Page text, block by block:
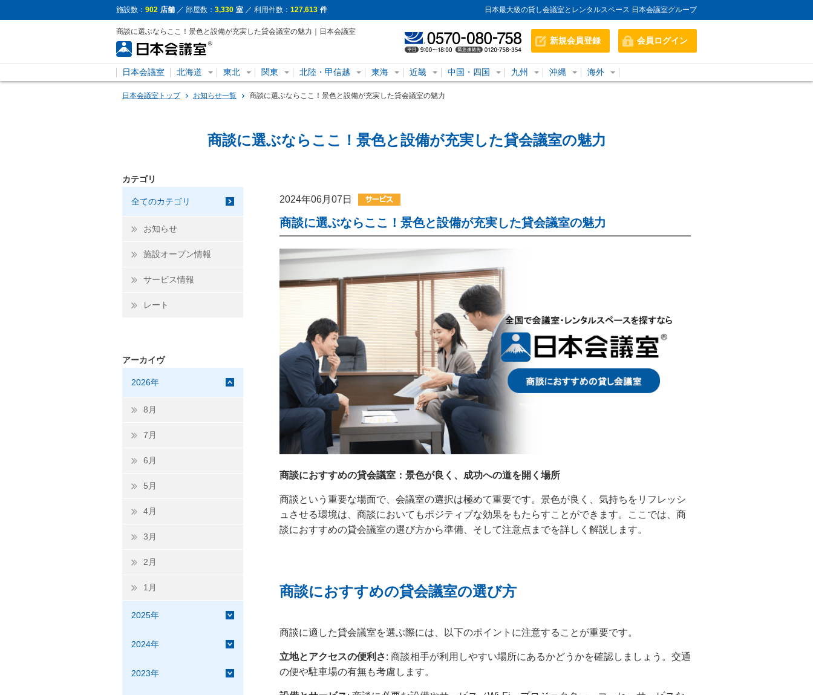
施設数： 902 店舗 ／ 部屋数： 3,330 室 ／ 利用件数： 127,613 件 日本最大級の貸し会議室とレンタルスペース 日本会議室グループ
商談に選ぶならここ！景色と設備が充実した貸会議室の魅力｜日本会議室
新規会員登録 会員ログイン
日本会議室 北海道 東北 関東 北陸・甲信越 東海 近畿 中国・四国 九州 沖縄 海外
日本会議室トップ お知らせ一覧 商談に選ぶならここ！景色と設備が充実した貸会議室の魅力
商談に選ぶならここ！景色と設備が充実した貸会議室の魅力
カテゴリ
全てのカテゴリ
お知らせ
施設オープン情報
サービス情報
レート
アーカイヴ
2026年
8月
7月
6月
5月
4月
3月
2月
1月
2025年
2024年
2023年
2024年06月07日
商談に選ぶならここ！景色と設備が充実した貸会議室の魅力
商談におすすめの貸会議室：景色が良く、成功への道を開く場所
商談という重要な場面で、会議室の選択は極めて重要です。景色が良く、気持ちをリフレッシ
ュさせる環境は、商談においてもポジティブな効果をもたらすことができます。ここでは、商
談におすすめの貸会議室の選び方から準備、そして注意点までを詳しく解説します。
商談におすすめの貸会議室の選び方
商談に適した貸会議室を選ぶ際には、以下のポイントに注意することが重要です。
立地とアクセスの便利さ: 商談相手が利用しやすい場所にあるかどうかを確認しましょう。交通
の便や駐車場の有無も考慮します。